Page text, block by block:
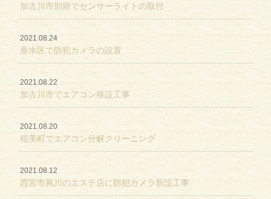
加古川市別府でセンサーライトの取付
2021.08.24
垂水区で防犯カメラの設置
2021.08.22
加古川市でエアコン移設工事
2021.08.20
稲美町でエアコン分解クリーニング
2021.08.12
西宮市夙川のエステ店に防犯カメラ新設工事